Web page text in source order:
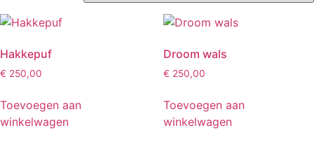
Hakkepuf
€ 250,00
Toevoegen aan
winkelwagen
Droom wals
€ 250,00
Toevoegen aan
winkelwagen